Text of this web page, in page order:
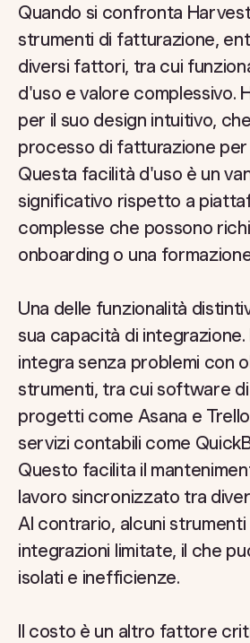
Quando si confronta
strumenti di fatturazione,
diversi fattori, tra cui
d'uso e valore complessivo.
per il suo design intuitivo,
processo di fatturazione per
Questa facilità d'uso è un
significativo rispetto a
complesse che possono
onboarding o una
Una delle funzionalità
sua capacità di
integra senza problemi con
strumenti, tra cui software
progetti come Asana e
servizi contabili come
Questo facilita il
lavoro sincronizzato tra
Al contrario, alcuni
integrazioni limitate, il che
isolati e inefficienze.
Il costo è un altro fattore